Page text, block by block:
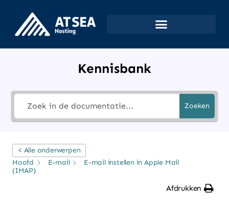
Kennisbank
Zoeken
< Alle onderwerpen
Hoofd
E-mail
E-mail instellen in Apple Mail
(IMAP)
Afdrukken